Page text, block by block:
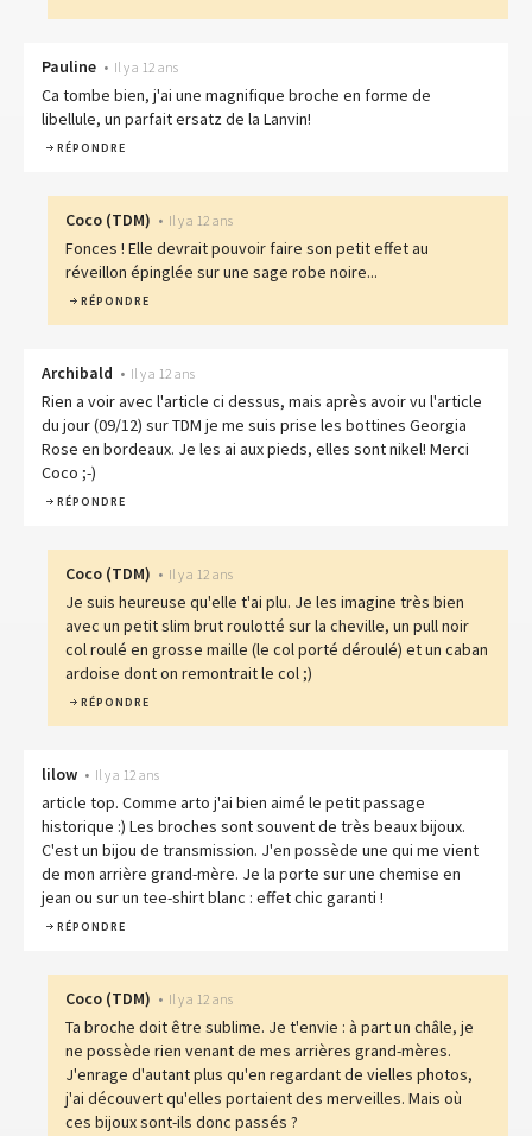
Pauline • Il y a 12 ans
Ca tombe bien, j'ai une magnifique broche en forme de
libellule, un parfait ersatz de la Lanvin!
RÉPONDRE
Coco (TDM) • Il y a 12 ans
Fonces ! Elle devrait pouvoir faire son petit effet au
réveillon épinglée sur une sage robe noire...
RÉPONDRE
Archibald • Il y a 12 ans
Rien a voir avec l'article ci dessus, mais après avoir vu l'article
du jour (09/12) sur TDM je me suis prise les bottines Georgia
Rose en bordeaux. Je les ai aux pieds, elles sont nikel! Merci
Coco ;-)
RÉPONDRE
Coco (TDM) • Il y a 12 ans
Je suis heureuse qu'elle t'ai plu. Je les imagine très bien
avec un petit slim brut roulotté sur la cheville, un pull noir
col roulé en grosse maille (le col porté déroulé) et un caban
ardoise dont on remontrait le col ;)
RÉPONDRE
lilow • Il y a 12 ans
article top. Comme arto j'ai bien aimé le petit passage
historique :) Les broches sont souvent de très beaux bijoux.
C'est un bijou de transmission. J'en possède une qui me vient
de mon arrière grand-mère. Je la porte sur une chemise en
jean ou sur un tee-shirt blanc : effet chic garanti !
RÉPONDRE
Coco (TDM) • Il y a 12 ans
Ta broche doit être sublime. Je t'envie : à part un châle, je
ne possède rien venant de mes arrières grand-mères.
J'enrage d'autant plus qu'en regardant de vielles photos,
j'ai découvert qu'elles portaient des merveilles. Mais où
ces bijoux sont-ils donc passés ?